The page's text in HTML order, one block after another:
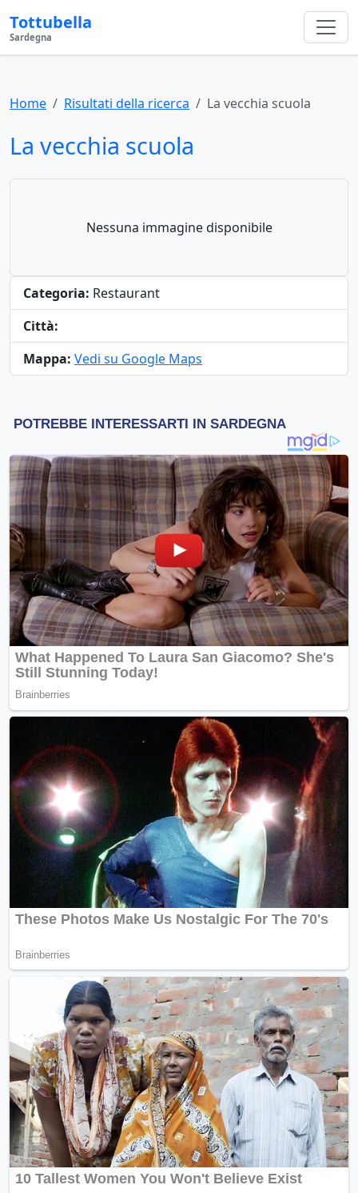
Tottubella
Sardegna
Home Risultati della ricerca La vecchia scuola
La vecchia scuola
Nessuna immagine disponibile
Categoria: Restaurant
Città:
Mappa: Vedi su Google Maps